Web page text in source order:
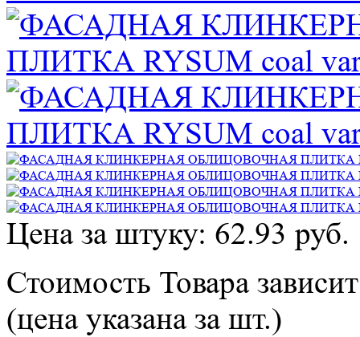
Цена за штуку: 62.93 руб.
Стоимость Товара
(цена указана за шт.)